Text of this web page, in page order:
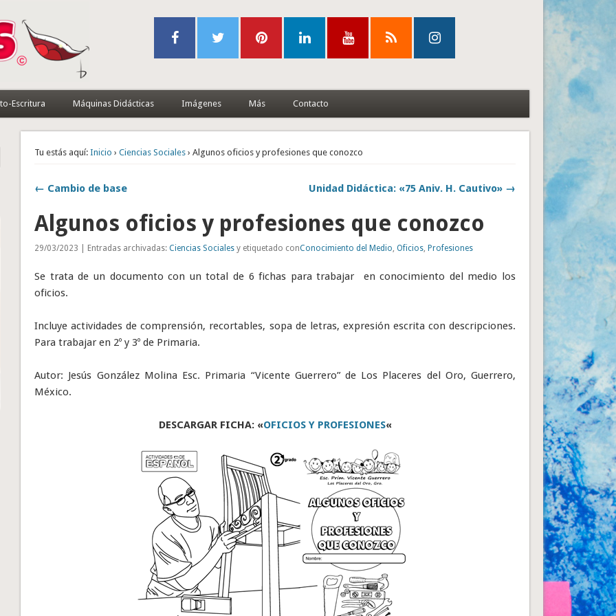
Escritura Máquinas Didácticas Imágenes Más Contacto
Tu estás aquí: Inicio ›Ciencias Sociales › Algunos oficios y profesiones que conozco
← Cambio de base Unidad Didáctica: «75 Aniv. H. Cautivo» →
Algunos oficios y profesiones que conozco
29/03/2023 | Entradas archivadas:Ciencias Sociales y etiquetado conConocimiento del Medio,Oficios,Profesiones
Se trata de un documento con un total de 6 fichas para trabajar en conocimiento del medio los
oficios.
Incluye actividades de comprensión, recortables, sopa de letras, expresión escrita con descripciones.
Para trabajar en 2º y 3º de Primaria.
Autor: Jesús González Molina Esc. Primaria “Vicente Guerrero” de Los Placeres del Oro, Guerrero,
México.
DESCARGAR FICHA: «OFICIOS Y PROFESIONES«